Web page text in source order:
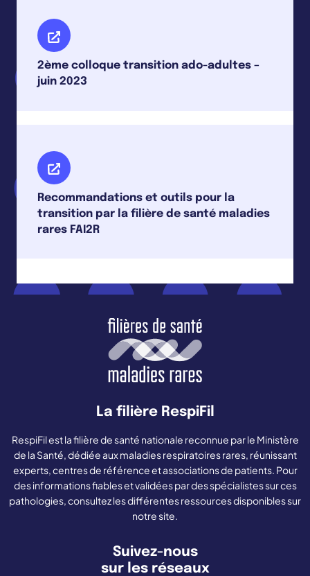
2ème colloque transition ado-adultes –
juin 2023
Recommandations et outils pour la
transition par la filière de santé maladies
rares FAI2R
La filière RespiFil
RespiFil est la filière de santé nationale reconnue par le Ministère
de la Santé, dédiée aux maladies respiratoires rares, réunissant
experts, centres de référence et associations de patients. Pour
des informations fiables et validées par des spécialistes sur ces
pathologies, consultez les différentes ressources disponibles sur
notre site.
Suivez-nous
sur les réseaux